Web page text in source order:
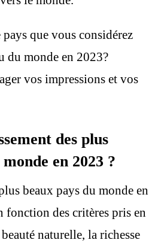
que vous considérez
du monde en 2023?
vos impressions et vos
des plus
en 2023 ?
beaux pays du monde en
fonction des critères pris en
naturelle, la richesse